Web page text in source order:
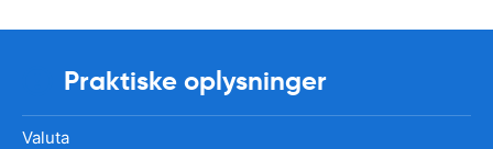
Praktiske oplysninger
Valuta